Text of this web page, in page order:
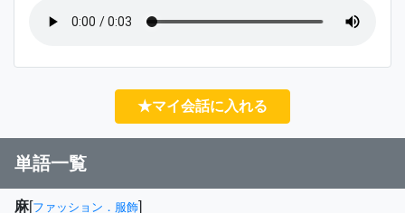
★マイ会話に入れる
単語一覧
麻[ファッション．服飾]